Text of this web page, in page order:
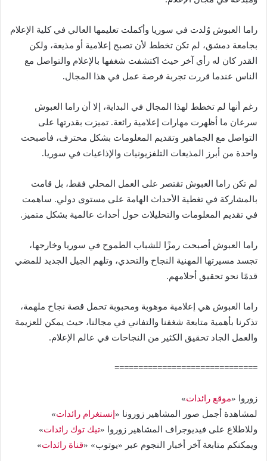
راما العبوش وُلدت في سوريا وأكملت تعليمها العالي في كلية الإعلام
بجامعة دمشق، لم تكن تخطط لأن تصبح إعلامية أو مذيعة، ولكن
القدر كان له رأي آخر حيث اكتشفت شغفها بالإعلام والتواصل مع
الناس عندما قررت تجربة فرصة عمل في هذا المجال.
رغم أنها لم تخطط لهذا المجال في البداية، إلا أن راما العبوش
سرعان ما أظهرت مهارات إعلامية رائعة. تميزت بقدرتها على
التواصل مع الجماهير وتقديم المعلومات بشكل محترف، فأصبحت
واحدة من أبرز المذيعات التلفزيونيات والإذاعيات في سوريا.
لم تكن راما العبوش تقتصر على العمل المحلي فقط، بل قامت
بالمشاركة في تغطية الأحداث الهامة على مستوى دولي. ساهمت
في تقديم المعلومات والتحليلات حول أحداث عالمية بشكل متميز.
راما العبوش أصبحت رمزًا للشباب الطموح في سوريا وخارجها،
تجسد مسيرتها المهنية النجاح والتحدي، وتلهم الجيل الجديد للمضي
قدمًا نحو تحقيق أحلامهم.
راما العبوش هي إعلامية موهوبة ومحبوبة تحمل قصة نجاح ملهمة،
تذكرنا بأهمية متابعة شغفنا والتفاني في مجالنا، حيث يمكن للعزيمة
والعمل الجاد تحقيق الكثير من النجاحات في عالم الإعلام.
==============================
زوروا «موقع رائدات»
لمشاهدة أجمل صور المشاهير زورونا « إنستغرام رائدات»
وللاطلاع على فيديوجراف المشاهير زوروا «تيك توك رائدات»
ويمكنكم متابعة آخر أخبار النجوم عبر «يوتوب» «قناة رائدات»